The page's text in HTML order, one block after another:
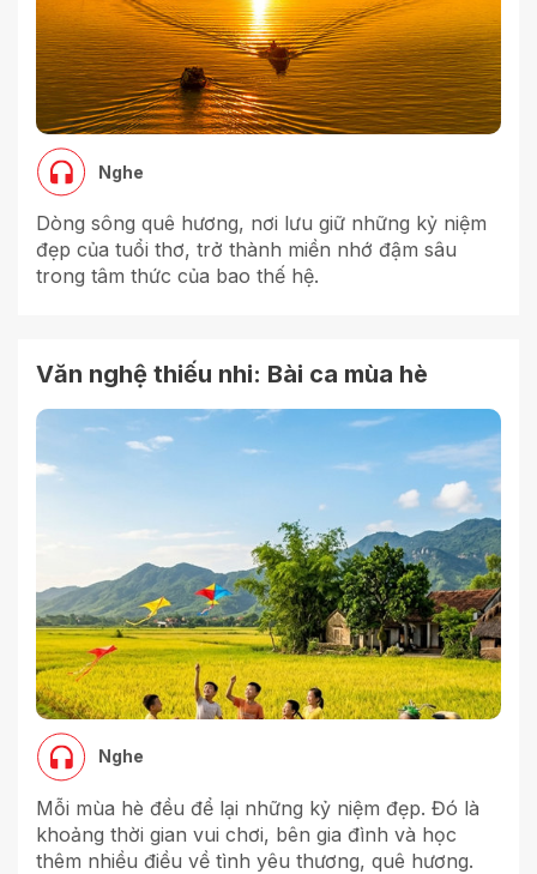
Nghe
Dòng sông quê hương, nơi lưu giữ những kỷ niệm
đẹp của tuổi thơ, trở thành miền nhớ đậm sâu
trong tâm thức của bao thế hệ.
Văn nghệ thiếu nhi: Bài ca mùa hè
Nghe
Mỗi mùa hè đều để lại những kỷ niệm đẹp. Đó là
khoảng thời gian vui chơi, bên gia đình và học
thêm nhiều điều về tình yêu thương, quê hương.